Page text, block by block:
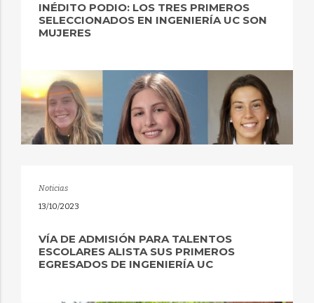
INÉDITO PODIO: LOS TRES PRIMEROS
SELECCIONADOS EN INGENIERÍA UC SON
MUJERES
Noticias
13/10/2023
VÍA DE ADMISIÓN PARA TALENTOS
ESCOLARES ALISTA SUS PRIMEROS
EGRESADOS DE INGENIERÍA UC